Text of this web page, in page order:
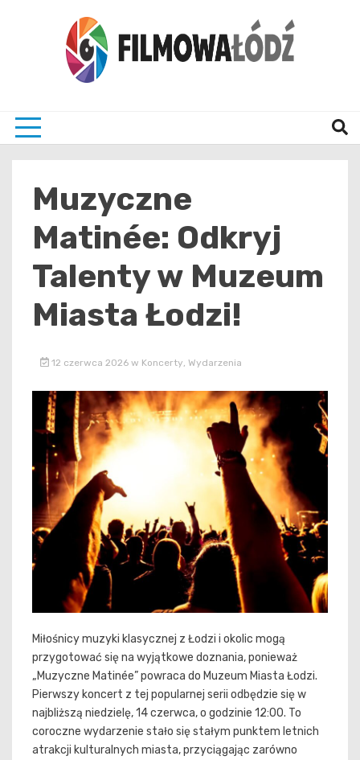
Muzyczne
Matinée: Odkryj
Talenty w Muzeum
Miasta Łodzi!
12 czerwca 2026 w Koncerty Wydarzenia
Miłośnicy muzyki klasycznej z Łodzi i okolic mogą
przygotować się na wyjątkowe doznania, ponieważ
„Muzyczne Matinée” powraca do Muzeum Miasta Łodzi.
Pierwszy koncert z tej popularnej serii odbędzie się w
najbliższą niedzielę, 14 czerwca, o godzinie 12:00. To
coroczne wydarzenie stało się stałym punktem letnich
atrakcji kulturalnych miasta, przyciągając zarówno